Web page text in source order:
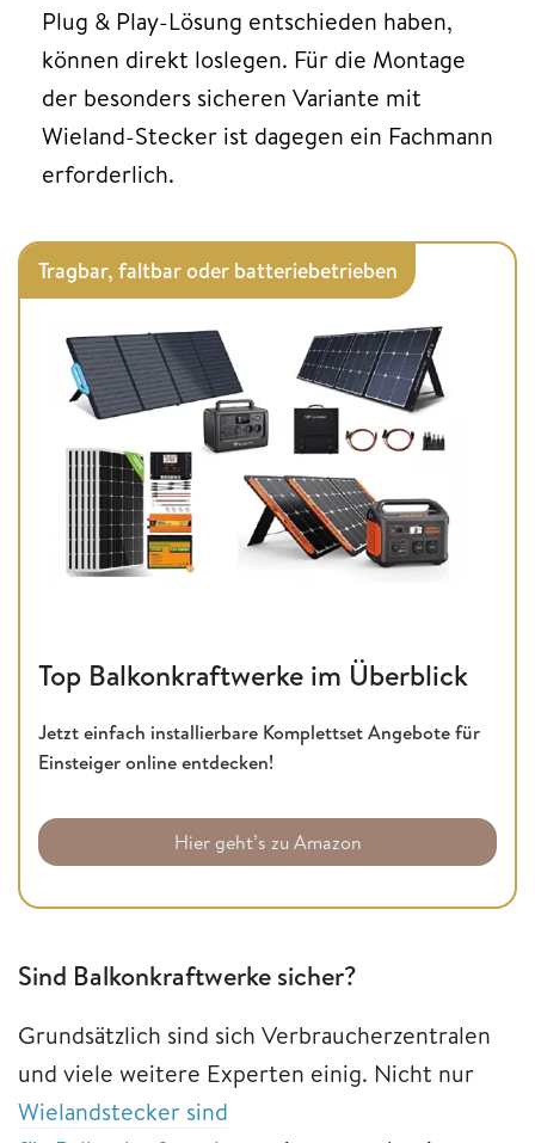
Plug & Play-Lösung entschieden haben,
können direkt loslegen. Für die Montage
der besonders sicheren Variante mit
Wieland-Stecker ist dagegen ein Fachmann
erforderlich.
Tragbar, faltbar oder batteriebetrieben
Top Balkonkraftwerke im Überblick
Jetzt einfach installierbare Komplettset Angebote für
Einsteiger online entdecken!
Hier geht’s zu Amazon
Sind Balkonkraftwerke sicher?
Grundsätzlich sind sich Verbraucherzentralen
und viele weitere Experten einig. Nicht nur
Wielandstecker sind